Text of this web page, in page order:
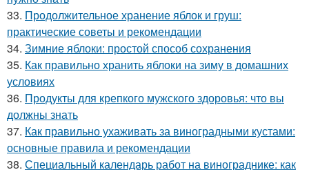
33. Продолжительное хранение яблок и груш:
практические советы и рекомендации
34. Зимние яблоки: простой способ сохранения
35. Как правильно хранить яблоки на зиму в домашних
условиях
36. Продукты для крепкого мужского здоровья: что вы
должны знать
37. Как правильно ухаживать за виноградными кустами:
основные правила и рекомендации
38. Специальный календарь работ на винограднике: как